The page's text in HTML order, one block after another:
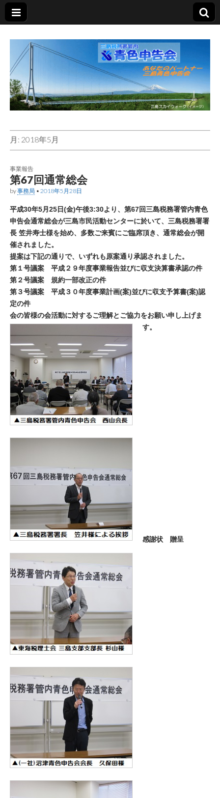
三島青色申告会
月: 2018年5月
事業報告
第67回通常総会
by事務局 • 2018年5月28日
平成30年5月25日(金)午後3:30より、第67回三島税務署管内青色
申告会通常総会が三島市民活動センターに於いて、三島税務署署
長 笠井寿士様を始め、多数ご来賓にご臨席頂き、通常総会が開
催されました。
提案は下記の通りで、いずれも原案通り承認されました。
第１号議案 平成２９年度事業報告並びに収支決算書承認の件
第２号議案 規約一部改正の件
第３号議案 平成３０年度事業計画(案)並びに収支予算書(案)認
定の件
会の皆様の会活動に対するご理解とご協力をお願い申し上げま
す。
感謝状 贈呈